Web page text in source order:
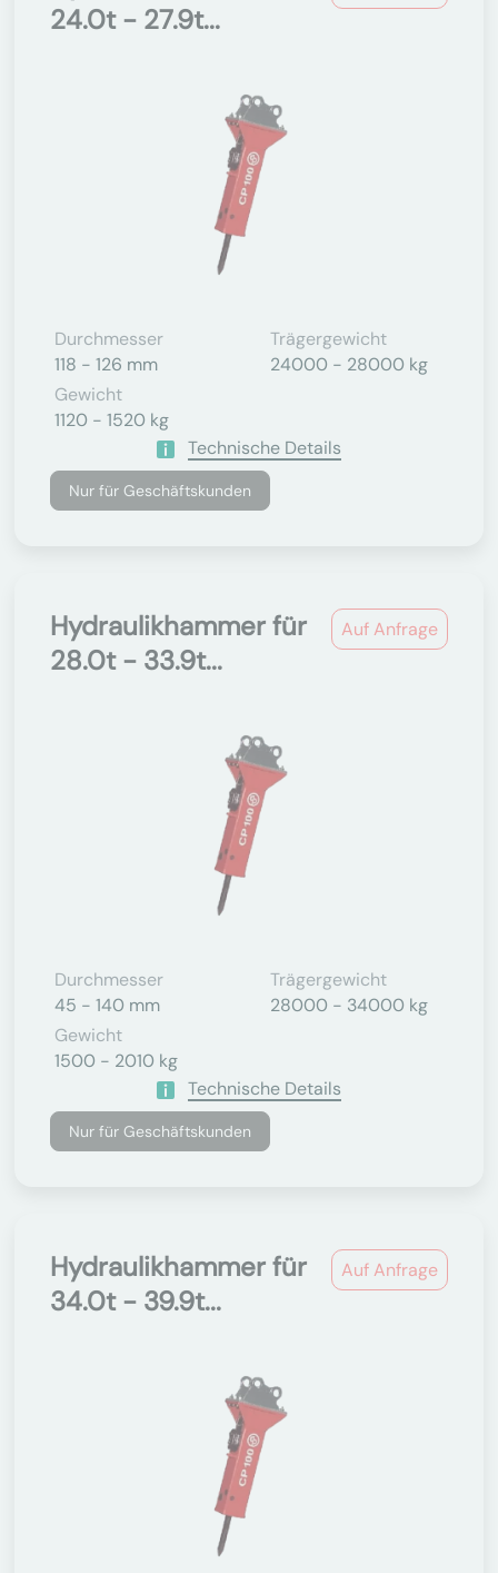
24.0t - 27.9t...
Durchmesser
118 - 126 mm
Trägergewicht
24000 - 28000 kg
Gewicht
1120 - 1520 kg
Technische Details
Nur für Geschäftskunden
Auf Anfrage
Hydraulikhammer für
28.0t - 33.9t...
Durchmesser
45 - 140 mm
Trägergewicht
28000 - 34000 kg
Gewicht
1500 - 2010 kg
Technische Details
Nur für Geschäftskunden
Auf Anfrage
Hydraulikhammer für
34.0t - 39.9t...